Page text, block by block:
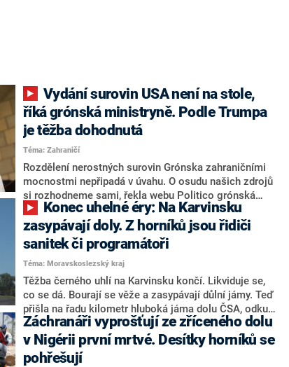
říká grónská ministryně. Podle Trumpa
je těžba dohodnutá
Téma: Zahraničí
Rozdělení nerostných surovin Grónska zahraničními
mocnostmi nepřipadá v úvahu. O osudu našich zdrojů
si rozhodneme sami, řekla webu Politico grónská
ministryně průmyslu a nerostných surovin Naaja
Nathanielsenová. Ostře se tak postavila záměru
Spojených států rozjet na největším ostrově světa
těžbu ve velkém. Americký prezident Donald Trump
přitom ve středu oznámil, že součástí rámcové
dohody s šéfem NATO Markem Ruttem jsou americká
práva na vzácné kovy v Grónsku.
zasypávají doly. Z horníků jsou řidiči
sanitek či programátoři
Téma: Moravskoslezský kraj
Těžba černého uhlí na Karvinsku končí. Likviduje se,
co se dá. Bourají se věže a zasypávají důlní jámy. Teď
přišla na řadu kilometr hluboká jáma dolu ČSA, odkud
horníci vytáhli poslední kusy uhlí před necelými čtyřmi
lety. Do podzemí zpátky vracejí vytěženou hlušinu.
Záchranáři vyprošťují ze zříceného dolu
v Nigérii první mrtvé. Desítky horníků se
pohřešují